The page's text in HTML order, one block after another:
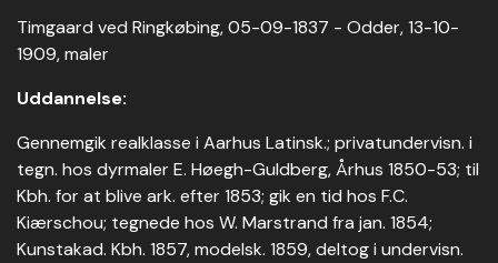
Timgaard ved Ringkøbing, 05-09-1837 - Odder, 13-10-
1909, maler
Uddannelse:
Gennemgik realklasse i Aarhus Latinsk.; privatundervisn. i
tegn. hos dyrmaler E. Høegh-Guldberg, Århus 1850-53; til
Kbh. for at blive ark. efter 1853; gik en tid hos F.C.
Kiærschou; tegnede hos W. Marstrand fra jan. 1854;
Kunstakad. Kbh. 1857, modelsk. 1859, deltog i undervisn.